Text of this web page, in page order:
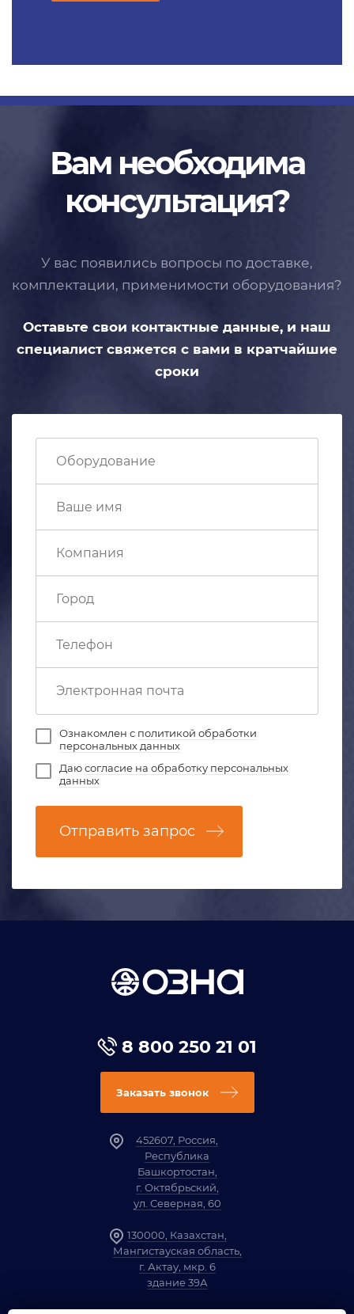
Вам необходима
консультация?
У вас появились вопросы по доставке,
комплектации, применимости оборудования?
Оставьте свои контактные данные, и наш
специалист свяжется с вами в кратчайшие
сроки
Ознакомлен с политикой обработки
персональных данных
Даюсогласие на обработку персональных
данных
Отправить запрос
8 800 250 21 01
Заказать звонок
452607, Россия,
Республика
Башкортостан,
г. Октябрьский,
ул. Северная, 60
130000, Казахстан,
Мангистауская область,
г. Актау, мкр. 6
здание 39А